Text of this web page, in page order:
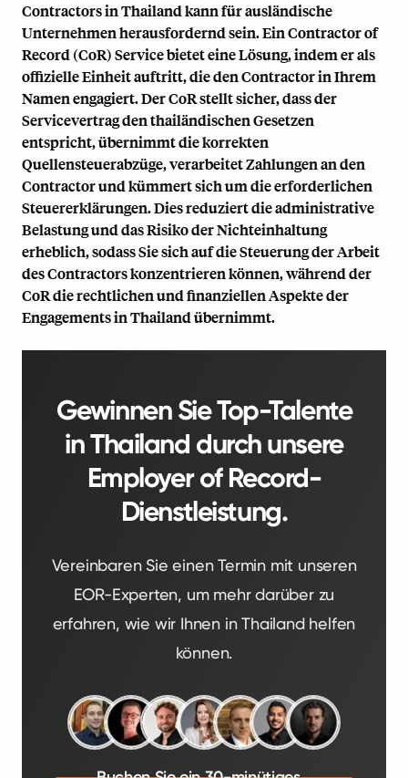
Contractors in Thailand kann für ausländische
Unternehmen herausfordernd sein. Ein Contractor of
Record (CoR) Service bietet eine Lösung, indem er als
offizielle Einheit auftritt, die den Contractor in Ihrem
Namen engagiert. Der CoR stellt sicher, dass der
Servicevertrag den thailändischen Gesetzen
entspricht, übernimmt die korrekten
Quellensteuerabzüge, verarbeitet Zahlungen an den
Contractor und kümmert sich um die erforderlichen
Steuererklärungen. Dies reduziert die administrative
Belastung und das Risiko der Nichteinhaltung
erheblich, sodass Sie sich auf die Steuerung der Arbeit
des Contractors konzentrieren können, während der
CoR die rechtlichen und finanziellen Aspekte der
Engagements in Thailand übernimmt.
Gewinnen Sie Top-Talente
in Thailand durch unsere
Employer of Record-
Dienstleistung.
Vereinbaren Sie einen Termin mit unseren
EOR-Experten, um mehr darüber zu
erfahren, wie wir Ihnen in Thailand helfen
können.